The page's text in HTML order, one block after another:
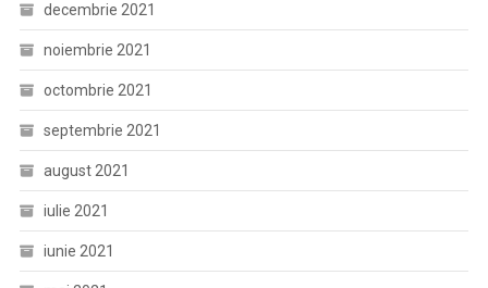
decembrie 2021
noiembrie 2021
octombrie 2021
septembrie 2021
august 2021
iulie 2021
iunie 2021